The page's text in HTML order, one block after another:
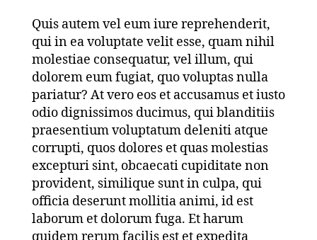
Quis autem vel eum iure reprehenderit,
qui in ea voluptate velit esse, quam nihil
molestiae consequatur, vel illum, qui
dolorem eum fugiat, quo voluptas nulla
pariatur? At vero eos et accusamus et iusto
odio dignissimos ducimus, qui blanditiis
praesentium voluptatum deleniti atque
corrupti, quos dolores et quas molestias
excepturi sint, obcaecati cupiditate non
provident, similique sunt in culpa, qui
officia deserunt mollitia animi, id est
laborum et dolorum fuga. Et harum
quidem rerum facilis est et expedita